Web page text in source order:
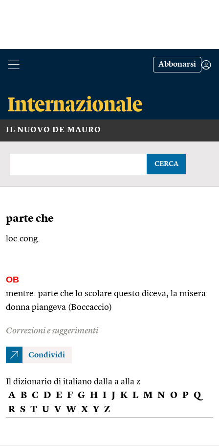
Abbonarsi
IL NUOVO DE MAURO
CERCA
parte che
loc.cong.
OB
mentre: parte che lo scolare questo diceva, la misera
donna piangeva (Boccaccio)
Correzioni e suggerimenti
Condividi
Il dizionario di italiano dalla a alla z
A B C D E F G H I J K L M N O P Q
R S T U V W X Y Z